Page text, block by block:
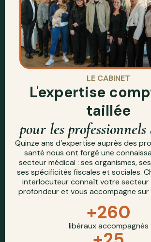
LE CABINET
L'expertise
taillée
pour les
Quinze ans d’expertise auprès des
santé nous ont forgé une
secteur médical : ses organismes,
ses spécificités fiscales et sociales.
interlocuteur connaît votre secteur
profondeur et vous accompagne sur
libéraux accompagnés
+260